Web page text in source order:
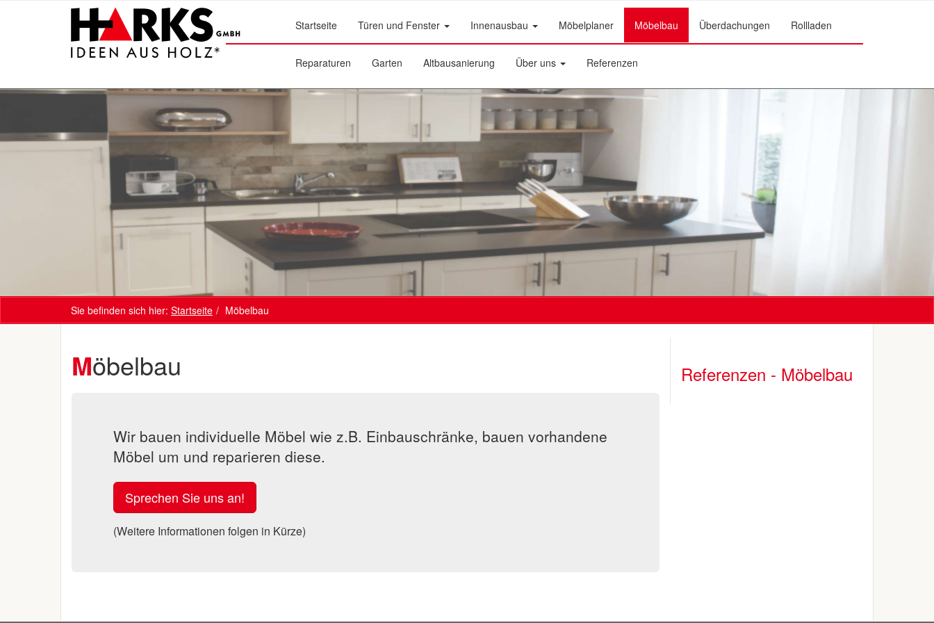
Startseite Türen und Fenster Innenausbau Möbelplaner Möbelbau Überdachungen Rollladen
Reparaturen Garten Altbausanierung Über uns Referenzen
Sie befinden sich hier: Startseite Möbelbau
Möbelbau
Wir bauen individuelle Möbel wie z.B. Einbauschränke, bauen vorhandene
Möbel um und reparieren diese.
Sprechen Sie uns an!
(Weitere Informationen folgen in Kürze)
Referenzen - Möbelbau